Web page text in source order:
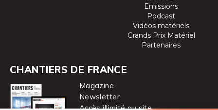
Emissions
Podcast
Vidéos matériels
Grands Prix Matériel
Partenaires
CHANTIERS DE FRANCE
Magazine
Newsletter
Accès illimité au site